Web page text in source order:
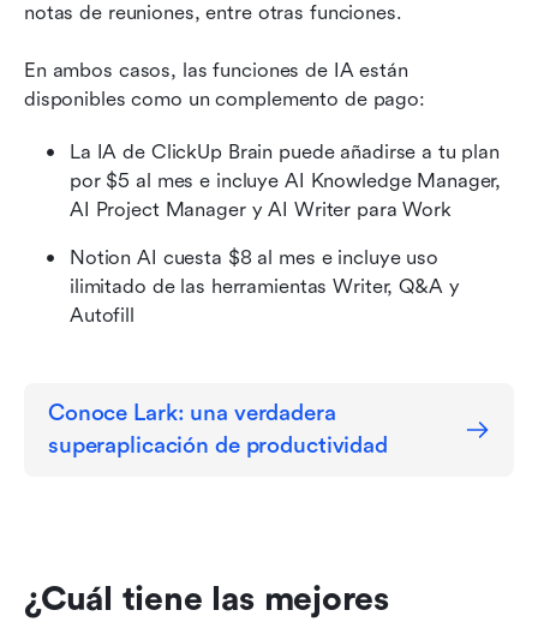
notas de reuniones, entre otras funciones.
En ambos casos, las funciones de IA están
disponibles como un complemento de pago:
La IA de ClickUp Brain puede añadirse a tu plan
por $5 al mes e incluye AI Knowledge Manager,
AI Project Manager y AI Writer para Work
Notion AI cuesta $8 al mes e incluye uso
ilimitado de las herramientas Writer, Q&A y
Autofill
Conoce Lark: una verdadera
superaplicación de productividad
¿Cuál tiene las mejores